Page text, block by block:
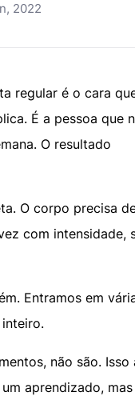
2022
regular é o cara
É a pessoa que
O resultado
O corpo precisa
com intensidade,
Entramos em
não são. Isso
aprendizado, mas